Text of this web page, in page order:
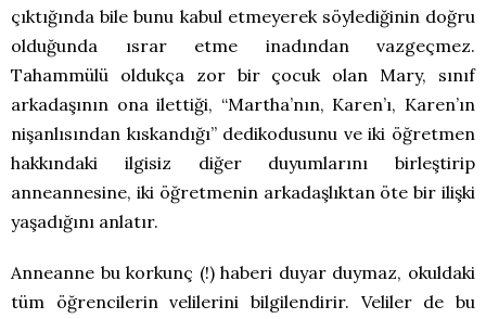
çıktığında bile bunu kabul etmeyerek söylediğinin doğru
olduğunda ısrar etme inadından vazgeçmez.
Tahammülü oldukça zor bir çocuk olan Mary, sınıf
arkadaşının ona ilettiği, “Martha’nın, Karen’ı, Karen’ın
nişanlısından kıskandığı” dedikodusunu ve iki öğretmen
hakkındaki ilgisiz diğer duyumlarını birleştirip
anneannesine, iki öğretmenin arkadaşlıktan öte bir ilişki
yaşadığını anlatır.
Anneanne bu korkunç (!) haberi duyar duymaz, okuldaki
tüm öğrencilerin velilerini bilgilendirir. Veliler de bu